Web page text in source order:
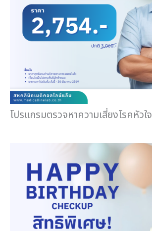
โปรแกรมตรวจหาความเสี่ยงโรคหัวใจ